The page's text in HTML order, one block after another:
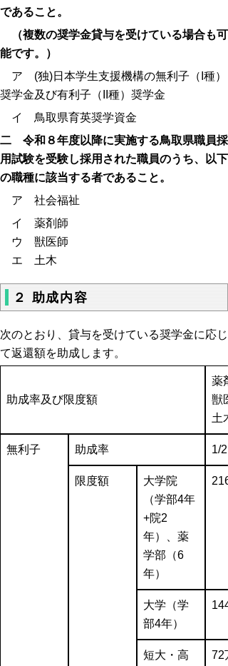
であること。
（複数の奨学金貸与を受けている場合も可
能です。）
ア (独)日本学生支援機構の無利子（I種）
奨学金及び有利子（II種）奨学金
イ 鳥取県育英奨学資金
二 令和８年度以降に実施する鳥取県職員採
用試験を受験し採用された職員のうち、以下
の職種に該当する者であること。
ア 社会福祉
イ 薬剤師
ウ 獣医師
エ 土木
２ 助成内容
次のとおり、貸与を受けている奨学金に応じ
て返還額を助成します。
助成率及び限度額
薬
獣
土木
無利子 助成率 1/2
限度額
大学院
（学部4年
+院2
年）、薬
学部（6
年）
大学（学
部4年）
短大・高
72